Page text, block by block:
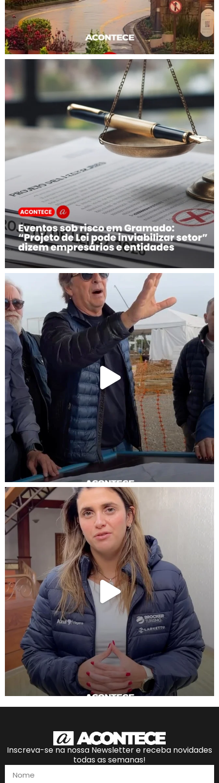
Inscreva-se na nossa Newsletter e receba novidades
todas as semanas!